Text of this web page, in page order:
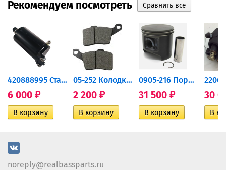
Рекомендуем посмотреть
420888995 Стартер для...
6 000 ₽
05-252 Колодки тормозные...
2 200 ₽
0905-216 Поршень Arctic Cat...
31 500 ₽ 30
noreply@realbassparts.ru